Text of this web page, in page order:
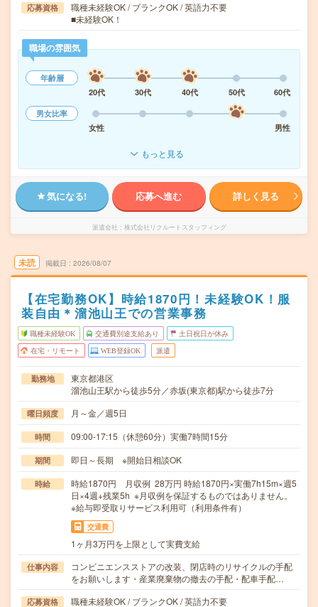
応募資格
職種未経験OK / ブランクOK / 英語力不要
■未経験OK！
職場の雰囲気
年齢層
20代
30代 40代 50代
60代
男女比率
女性
男性
もっと見る
気になる! 応募へ進む 詳しく見る
派遣会社 株式会社リクルートスタッフィング
未読 掲載日 2026/08/07
【在宅勤務OK】時給1870円！未経験OK！服
装自由＊溜池山王での営業事務
職種未経験OK 交通費別途支給あり 土日祝日が休み
在宅・リモート WEB登録OK 派遣
勤務地
東京都港区
溜池山王駅から徒歩5分／赤坂(東京都)駅から徒歩7分
曜日頻度 月～金／週5日
時間 09:00-17:15（休憩60分）実働7時間15分
期間 即日～長期 ※開始日相談OK
時給
時給1870円 月収例 28万円 時給1870円×実働7h15m×週5
日×4週+残業5h ※月収例を保証するものではありません。
※給与即受取りサービス利用可（利用条件有）
交通費
1ヶ月3万円を上限として実費支給
仕事内容
コンビニエンスストアの改装、閉店時のリサイクルの手配
をお願いします・産業廃棄物の撤去の手配・配車手配…
応募資格
職種未経験OK / ブランクOK / 英語力不要